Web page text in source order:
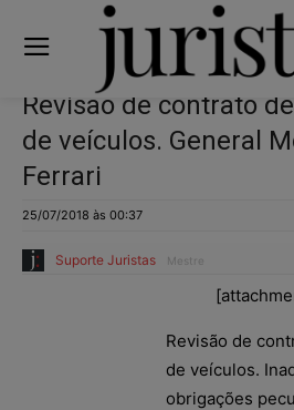
Revisão de contrato
de veículos. General
Ferrari
25/07/2018 às 00:37
Suporte Juristas Mestre
Revisão de
de veículos.
obrigações